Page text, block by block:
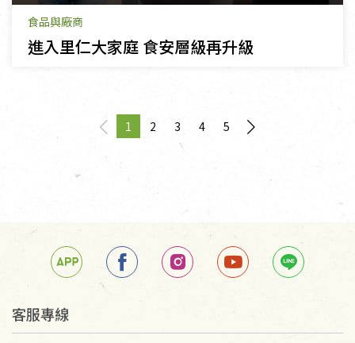
食品與廠商
進入里仁大家庭 食安層級再升級
pageYou're on page
1 2 3 4 5
page
客服專線